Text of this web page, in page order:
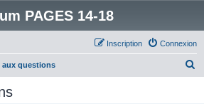
PAGES 14-18
Connexion
Inscription
aux questions